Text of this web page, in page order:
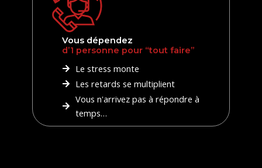
Vous dépendez
d’1 personne pour “tout faire”
Le stress monte
Les retards se multiplient
Vous n'arrivez pas à répondre à
temps…